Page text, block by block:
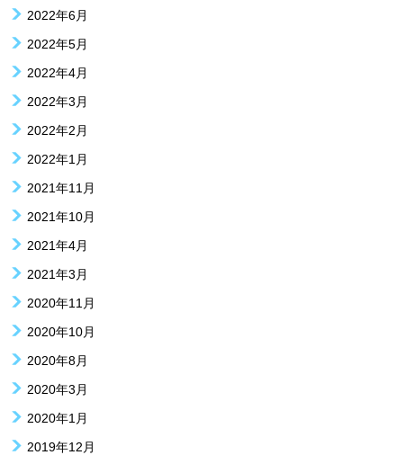
2022年6月
2022年5月
2022年4月
2022年3月
2022年2月
2022年1月
2021年11月
2021年10月
2021年4月
2021年3月
2020年11月
2020年10月
2020年8月
2020年3月
2020年1月
2019年12月